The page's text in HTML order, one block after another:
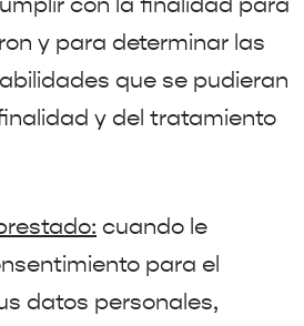
y para determinar las
que se pudieran
y del tratamiento
cuando le
para el
datos personales,